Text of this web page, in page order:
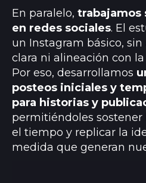
En paralelo, trabajamos
en redes sociales. El
un Instagram básico,
clara ni alineación con
Por eso, desarrollamos
posteos iniciales y
para historias y
permitiéndoles
el tiempo y replicar la
medida que generan